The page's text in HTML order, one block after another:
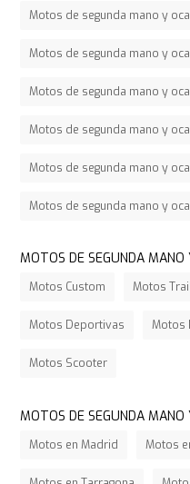
Motos de segunda mano y
Motos de segunda mano y
Motos de segunda mano y
Motos de segunda mano y
Motos de segunda mano y
Motos de segunda mano y
MOTOS DE SEGUNDA MANO
Motos Custom Motos
Motos Deportivas Motos
Motos Scooter
MOTOS DE SEGUNDA MANO
Motos en Madrid Motos